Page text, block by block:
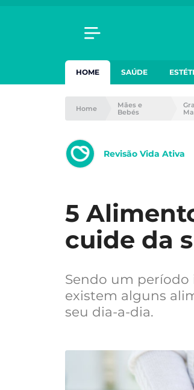
HOME SAÚDE
Home
Mães e
Bebés
Revisão Vida Ativa
5
cuide da
Sendo um período
existem alguns
seu dia-a-dia.